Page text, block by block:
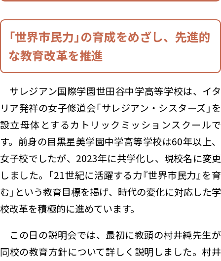
「世界市民力」の育成をめざし、先進的
な教育改革を推進
サレジアン国際学園世田谷中学高等学校は、イタ
リア発祥の女子修道会「サレジアン・シスターズ」を
設立母体とするカトリックミッションスクールで
す。前身の目黒星美学園中学高等学校は60年以上、
女子校でしたが、2023年に共学化し、現校名に変更
しました。「21世紀に活躍する力『世界市民力』を育
む」という教育目標を掲げ、時代の変化に対応した学
校改革を積極的に進めています。
この日の説明会では、最初に教頭の村井純先生が
同校の教育方針について詳しく説明しました。村井